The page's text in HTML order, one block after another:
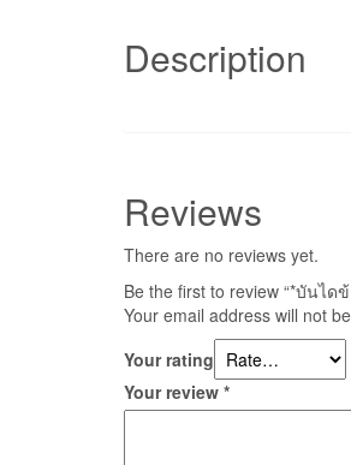
Description
Reviews
There are no reviews yet.
Be the first to review “*บันไดข้
Your email address will not
Your rating
Your review *